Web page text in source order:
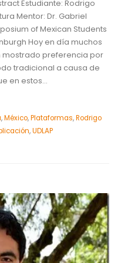
Estudiante: Rodrigo
Mentor: Dr. Gabriel
of Mexican Students
Hoy en día muchos
preferencia por
tradicional a causa de
en estos...
,México,Plataformas,Rodrigo
,UDLAP